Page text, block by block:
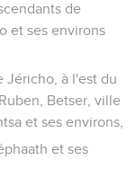
de
et ses environs
Jéricho, à l'est du
Betser, ville
et ses environs,
et ses